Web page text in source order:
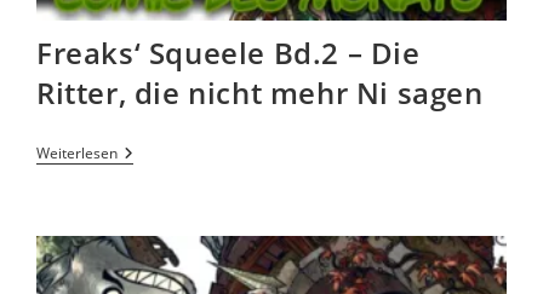
Freaks‘ Squeele Bd.2 – Die
Ritter, die nicht mehr Ni sagen
Weiterlesen